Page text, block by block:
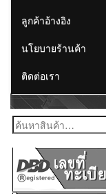
ลูกค้าอ้างอิง
นโยบายร้านค้า
ติดต่อเรา
ค้นหา: